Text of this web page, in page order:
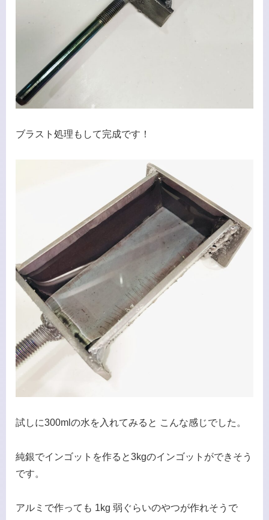
ブラスト処理もして完成です！
試しに300mlの水を入れてみると こんな感じでした。
純銀でインゴットを作ると3kgのインゴットができそう
です。
アルミで作っても 1kg 弱ぐらいのやつが作れそうで